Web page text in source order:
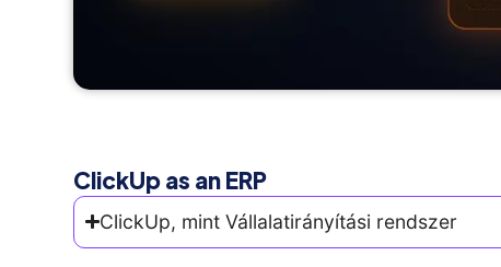
Digitalizációs pályázatokhoz
ClickUp as an ERP
ClickUp, mint Vállalatirányítási rendszer